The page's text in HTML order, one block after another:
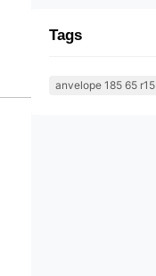
Tags
anvelope 185 65 r15